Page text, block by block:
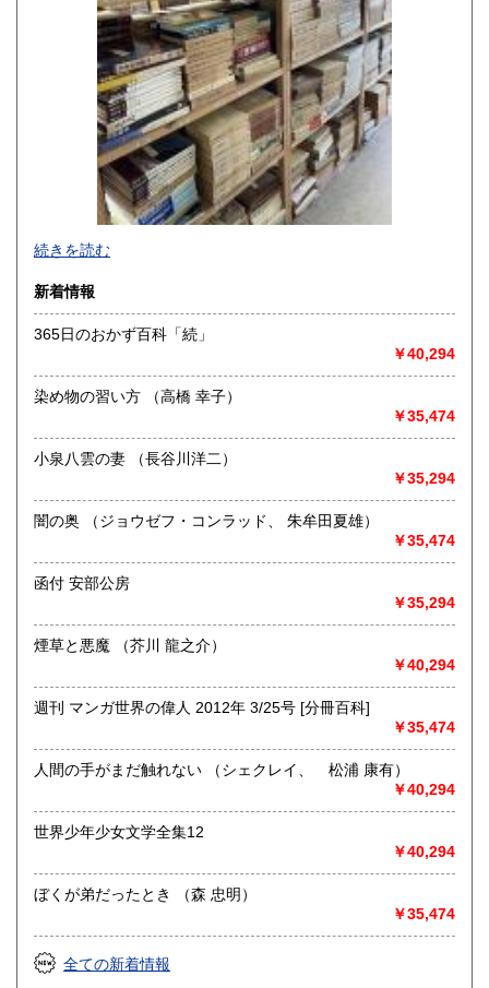
1,500円
-
沿線名：-
最寄駅：-
営業時間：-
定休日：-
書籍の買取について
取り扱い分野
総記、哲学宗教、歴史、社会科学、自然科学、美術工芸、国
語国文、外国文学、古典籍、近代文献、趣味、外国書、サブ
カルチャー、古書一般（その他）
続きを読む
新着情報
365日のおかず百科「続」
￥40,294
染め物の習い方 （高橋 幸子）
￥35,474
小泉八雲の妻 （長谷川洋二）
￥35,294
闇の奥 （ジョウゼフ・コンラッド、 朱牟田夏雄）
￥35,474
函付 安部公房
￥35,294
煙草と悪魔 （芥川 龍之介）
￥40,294
週刊 マンガ世界の偉人 2012年 3/25号 [分冊百科]
￥35,474
人間の手がまだ触れない （シェクレイ、 松浦 康有）
￥40,294
世界少年少女文学全集12
￥40,294
ぼくが弟だったとき （森 忠明）
￥35,474
全ての新着情報